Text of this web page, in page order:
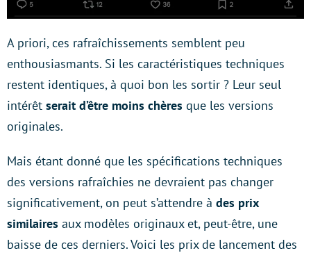
A priori, ces rafraîchissements semblent peu
enthousiasmants. Si les caractéristiques techniques
restent identiques, à quoi bon les sortir ? Leur seul
intérêt serait d’être moins chères que les versions
originales.
Mais étant donné que les spécifications techniques
des versions rafraîchies ne devraient pas changer
significativement, on peut s’attendre à des prix
similaires aux modèles originaux et, peut-être, une
baisse de ces derniers. Voici les prix de lancement des